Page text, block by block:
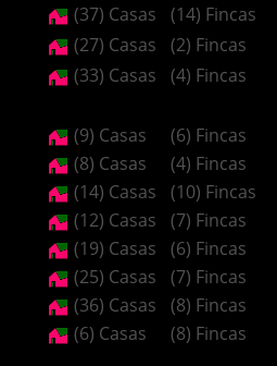
(37) Casas (14) Fincas
(27) Casas (2) Fincas
(33) Casas (4) Fincas
(9) Casas
(6) Fincas
(8) Casas
(4) Fincas
(14) Casas
(10) Fincas
(12) Casas
(7) Fincas
(19) Casas
(6) Fincas
(25) Casas
(7) Fincas
(36) Casas
(8) Fincas
(6) Casas
(8) Fincas